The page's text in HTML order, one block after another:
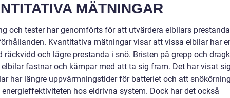
MÄTNINGAR
och tester har genomförts för att utvärdera elbilars
Kvantitativa mätningar visar att vissa elbilar har
räckvidd och lägre prestanda i snö. Bristen på grepp och
fastnar och kämpar med att ta sig fram. Det har visat
har längre uppvärmningstider för batteriet och att
energieffektiviteten hos eldrivna system. Dock har det också